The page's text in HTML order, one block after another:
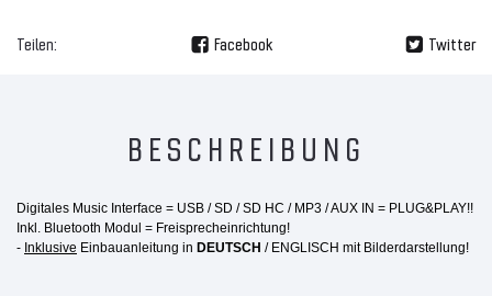
Teilen: Facebook Twitter
BESCHREIBUNG
Digitales Music Interface = USB / SD / SD HC / MP3 / AUX IN = PLUG&PLAY!!
Inkl. Bluetooth Modul = Freisprecheinrichtung!
- Inklusive Einbauanleitung in DEUTSCH / ENGLISCH mit Bilderdarstellung!